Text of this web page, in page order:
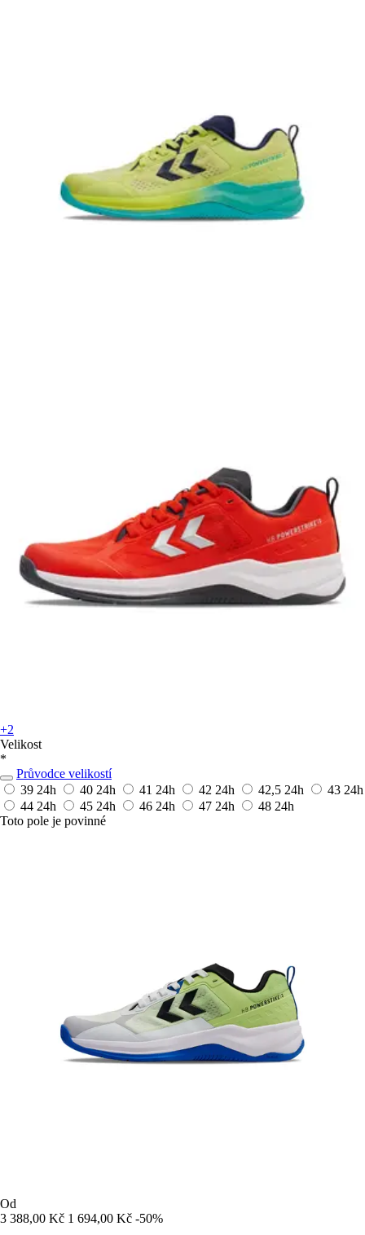
+2
Velikost
*
Průvodce velikostí
39 24h 40 24h 41 24h 42 24h 42,5 24h 43 24h
44 24h 45 24h 46 24h 47 24h 48 24h
Toto pole je povinné
Od
3 388,00 Kč 1 694,00 Kč -50%